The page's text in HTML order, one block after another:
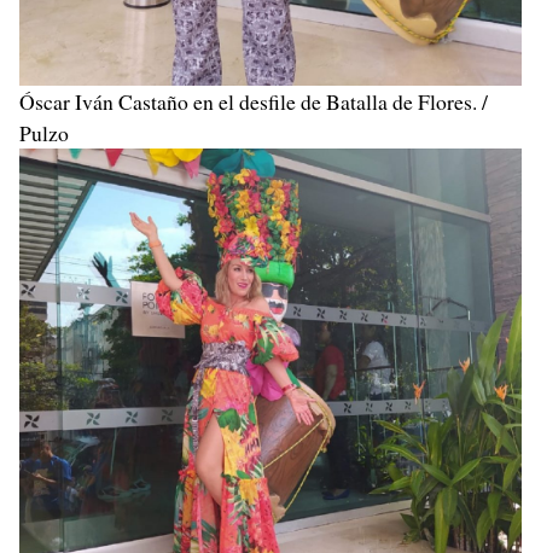
Óscar Iván Castaño en el desfile de Batalla de Flores. /
Pulzo